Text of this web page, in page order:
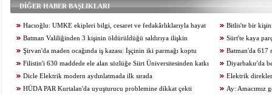
DİĞER HABER BAŞLIKLARI
Hacıoğlu: UMKE ekipleri bilgi, cesaret ve fedakârlıklarıyla hayat
kurtarıyor
Bitlis'te bir
Batman Valiliğinden 3 kişinin öldürüldüğü saldırıya ilişkin
açıklama
Siirt'te kaya
kaybetti
Şirvan'da maden ocağında iş kazası: İşçinin iki parmağı koptu
Batman'da 617
Filistin'i 630 maddede ele alan sözlüğe Siirt Üniversitesinden katkı
Diyarbakır'da
kurtuldu
Dicle Elektrik modern aydınlatmada ilk sırada
Elektrik
HÜDA PAR Kurtalan'da uyuşturucu problemine dikkat çekti
Ay: Amacımız